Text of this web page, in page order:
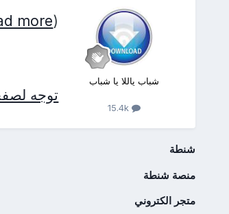
شباب ياللا يا شباب
15.4k
more)
توجه
شنطة
منصة شنطة
متجر الكتروني